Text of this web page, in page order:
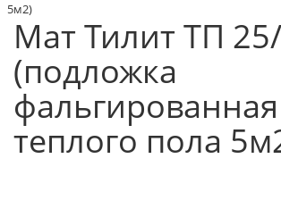
5м2)
Мат Тилит ТП
(подложка
теплого пола